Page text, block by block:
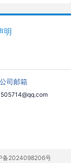
明
公司邮箱
备2024098206号